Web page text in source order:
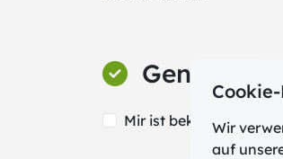
Mir ist bekannt, dass
Wir
auf